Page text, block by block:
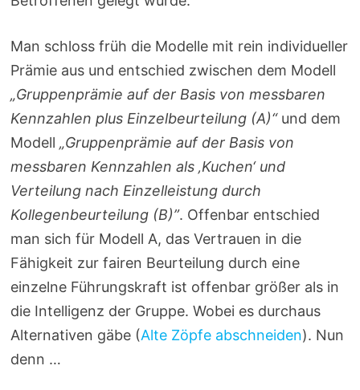
Man schloss früh die Modelle mit rein individueller
Prämie aus und entschied zwischen dem Modell
„Gruppenprämie auf der Basis von messbaren
Kennzahlen plus Einzelbeurteilung (A)“und dem
Modell„Gruppenprämie auf der Basis von
messbaren Kennzahlen als ‚Kuchen‘ und
Verteilung nach Einzelleistung durch
Kollegenbeurteilung (B)”. Offenbar entschied
man sich für Modell A, das Vertrauen in die
Fähigkeit zur fairen Beurteilung durch eine
einzelne Führungskraft ist offenbar größer als in
die Intelligenz der Gruppe. Wobei es durchaus
Alternativen gäbe (Alte Zöpfe abschneiden). Nun
denn …